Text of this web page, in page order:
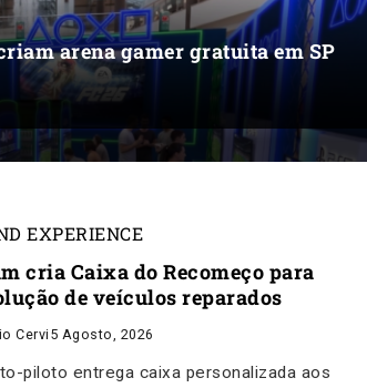
arena gamer gratuita em SP
EXPERIENCE
cria Caixa do Recomeço para
de veículos reparados
Cervi5 Agosto, 2026
piloto entrega caixa personalizada aos